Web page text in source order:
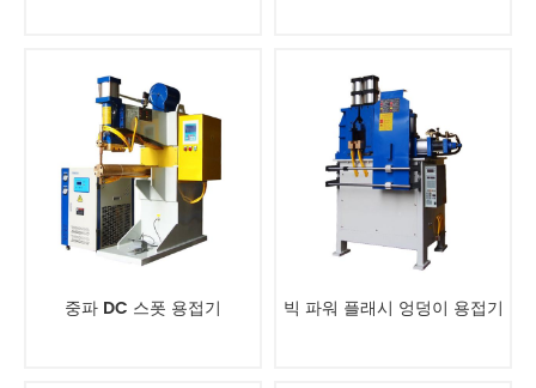
중파 DC 스폿 용접기 빅 파워 플래시 엉덩이 용접기